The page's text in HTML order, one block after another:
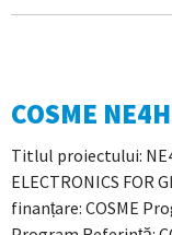
COSME
Titlul proiectului:
ELECTRONICS FOR
finanțare: COSME